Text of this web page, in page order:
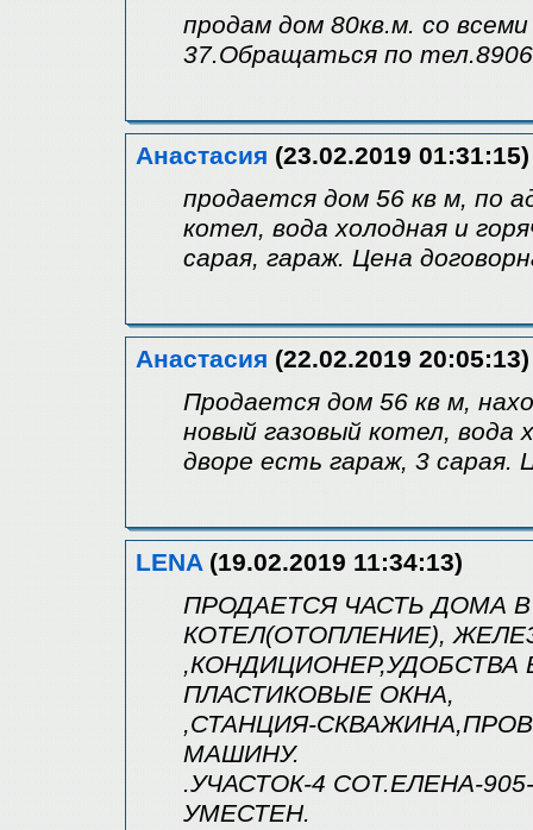
продам дом 80кв.м. со
37.Обращаться по
Анастасия (23.02.2019 01:31:15)
продается дом 56 кв м, по
котел, вода холодная и
сарая, гараж. Цена
Анастасия (22.02.2019 20:05:13)
Продается дом 56 кв м,
новый газовый котел, вода
дворе есть гараж, 3 сарая.
LENA(19.02.2019 11:34:13)
ПРОДАЕТСЯ ЧАСТЬ ДОМА
КОТЕЛ(ОТОПЛЕНИЕ),
,КОНДИЦИОНЕР,УДОБСТВА
ПЛАСТИКОВЫЕ ОКНА,
,СТАНЦИЯ-
МАШИНУ.
.УЧАСТОК-4 СОТ.ЕЛЕНА-
УМЕСТЕН.